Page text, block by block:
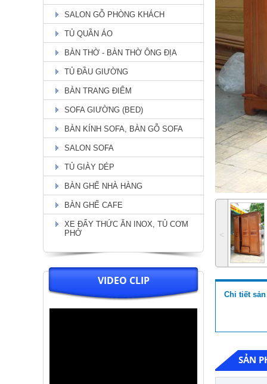
SALON GỖ PHÒNG KHÁCH
TỦ QUẦN ÁO
BÀN THỜ - BÀN THỜ ÔNG ĐỊA
TỦ ĐẦU GIƯỜNG
BÀN TRANG ĐIỂM
SOFA GIƯỜNG (BED)
BÀN KÍNH SOFA, BÀN GỖ SOFA
SALON SOFA
TỦ GIÀY DÉP
BÀN GHẾ NHÀ HÀNG
BÀN GHẾ CAFE
XE ĐẨY THỨC ĂN INOX, TỦ CƠM
PHỞ
VIDEO CLIP
bàn ăn mặt đá
Giá: 19,900,000 đ
Chi Tiết
Bộ bàn tân cổ điển chân viền
vàng + 6 ghế nệm kem lưng ghế
˂
Chi tiết
SẢN